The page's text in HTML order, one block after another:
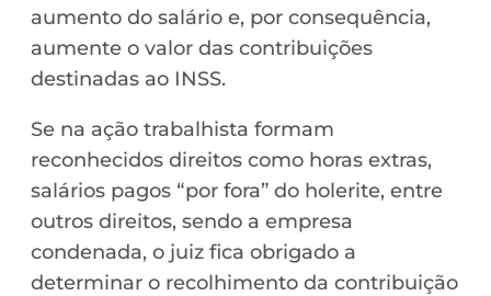
aumento do salário e, por consequência,
aumente o valor das contribuições
destinadas ao INSS.
Se na ação trabalhista formam
reconhecidos direitos como horas extras,
salários pagos “por fora” do holerite, entre
outros direitos, sendo a empresa
condenada, o juiz fica obrigado a
determinar o recolhimento da contribuição